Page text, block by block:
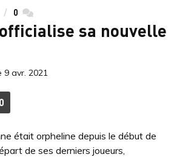
0 commentaires
sa nouvelle
9 avr. 2021
ACCÉDER AUX
0
COMMENTAIRES
était orpheline depuis le début de
de ses derniers joueurs,